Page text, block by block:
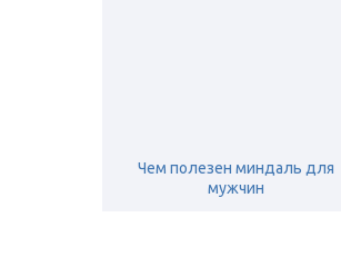
Чем полезен миндаль для
мужчин